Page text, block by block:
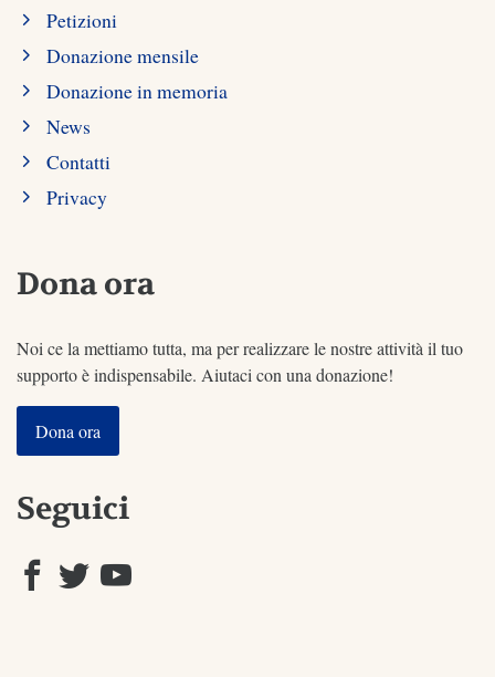
Petizioni
Donazione mensile
Donazione in memoria
News
Contatti
Privacy
Dona ora
Noi ce la mettiamo tutta, ma per realizzare le nostre attività il tuo
supporto è indispensabile. Aiutaci con una donazione!
Dona ora
Seguici